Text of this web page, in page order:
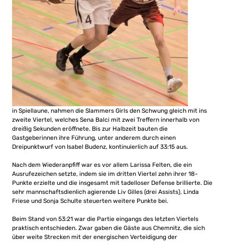
in Spiellaune, nahmen die Slammers Girls den Schwung gleich mit ins
zweite Viertel, welches Sena Balci mit zwei Treffern innerhalb von
dreißig Sekunden eröffnete. Bis zur Halbzeit bauten die
Gastgeberinnen ihre Führung, unter anderem durch einen
Dreipunktwurf von Isabel Budenz, kontinuierlich auf 33:15 aus.
Nach dem Wiederanpfiff war es vor allem Larissa Felten, die ein
Ausrufezeichen setzte, indem sie im dritten Viertel zehn ihrer 18-
Punkte erzielte und die insgesamt mit tadelloser Defense brillierte. Die
sehr mannschaftsdienlich agierende Liv Gilles (drei Assists), Linda
Friese und Sonja Schulte steuerten weitere Punkte bei.
Beim Stand von 53:21 war die Partie eingangs des letzten Viertels
praktisch entschieden. Zwar gaben die Gäste aus Chemnitz, die sich
über weite Strecken mit der energischen Verteidigung der